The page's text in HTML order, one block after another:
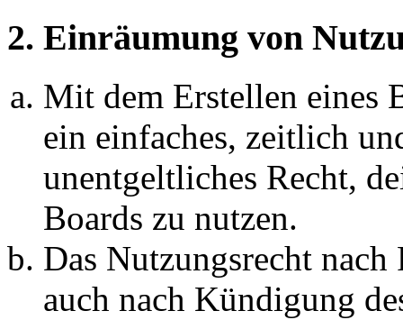
2. Einräumung von
Mit dem Erstellen eines
ein einfaches, zeitlich
unentgeltliches Recht,
Boards zu nutzen.
Das Nutzungsrecht
auch nach Kündigung